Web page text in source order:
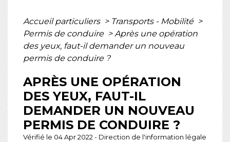
Accueil particuliers > Transports - Mobilité >
Permis de conduire > Après une opération
des yeux, faut-il demander un nouveau
permis de conduire ?
APRÈS UNE OPÉRATION
DES YEUX, FAUT-IL
DEMANDER UN NOUVEAU
PERMIS DE CONDUIRE ?
Vérifié le 04 Apr 2022 - Direction de l'information légale